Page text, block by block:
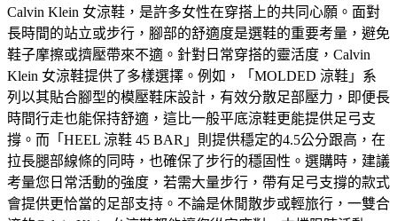
Calvin Klein 女涼鞋，是許多女性在穿搭上的共同心願。面對
長時間的站立或步行，腳部的舒適度是選鞋的重要考量，避免
鞋子摩擦或擠壓帶來不適。針對日常穿搭的靈活度，Calvin
Klein 女涼鞋提供了多樣選擇。例如，「MOLDED 涼鞋」系
列以其貼合腳型的模壓鞋床設計，有效分散足部壓力，即便長
時間行走也能保持舒適，這比一般平底涼鞋更能提供足弓支
撐。而「HEEL 涼鞋 45 BAR」則提供穩定的4.5公分跟高，在
拉長腿部線條的同時，也確保了步行的穩固性。選購時，建議
考量您日常活動的強度，若需大量步行，帶有足弓支撐的款式
會提供更恰當的足部支持。不論是休閒散步或輕旅行，一雙合